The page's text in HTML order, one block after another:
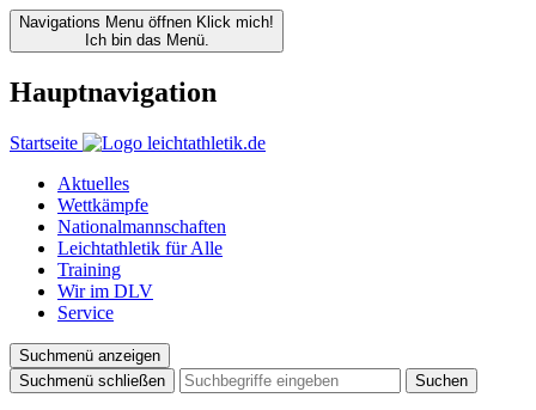
Navigations Menu öffnen Klick mich!
Ich bin das Menü.
Hauptnavigation
Startseite
Aktuelles
Wettkämpfe
Nationalmannschaften
Leichtathletik für Alle
Training
Wir im DLV
Service
Suchmenü anzeigen
Suchmenü schließen
Suchen